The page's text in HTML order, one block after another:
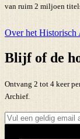
van ruim 2 miljoen
Over het Historisch
Blijf of de
Ontvang 2 tot 4 keer
Archief.